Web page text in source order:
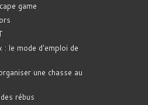
game
: le mode d'emploi de
une chasse au
rébus